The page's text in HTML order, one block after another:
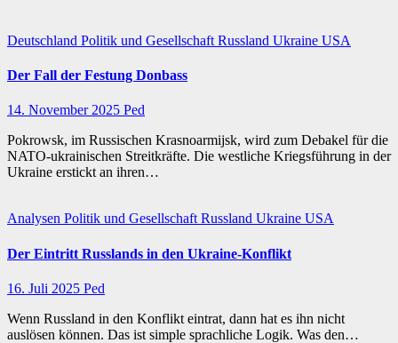
Deutschland Politik und Gesellschaft Russland Ukraine USA
Der Fall der Festung Donbass
14. November 2025 Ped
Pokrowsk, im Russischen Krasnoarmijsk, wird zum Debakel für die
NATO-ukrainischen Streitkräfte. Die westliche Kriegsführung in der
Ukraine erstickt an ihren…
Analysen Politik und GesellschaftRussland Ukraine USA
Der Eintritt Russlands in den Ukraine-Konflikt
16. Juli 2025 Ped
Wenn Russland in den Konflikt eintrat, dann hat es ihn nicht
auslösen können. Das ist simple sprachliche Logik. Was den…